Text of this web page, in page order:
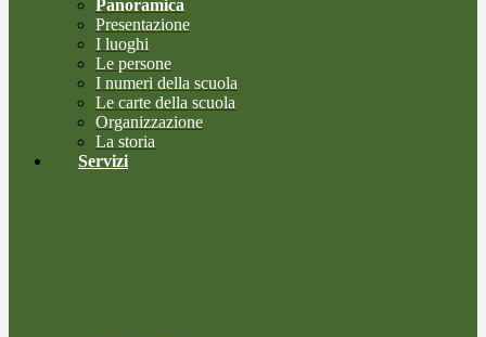
Panoramica
Presentazione
I luoghi
Le persone
I numeri della scuola
Le carte della scuola
Organizzazione
La storia
Servizi